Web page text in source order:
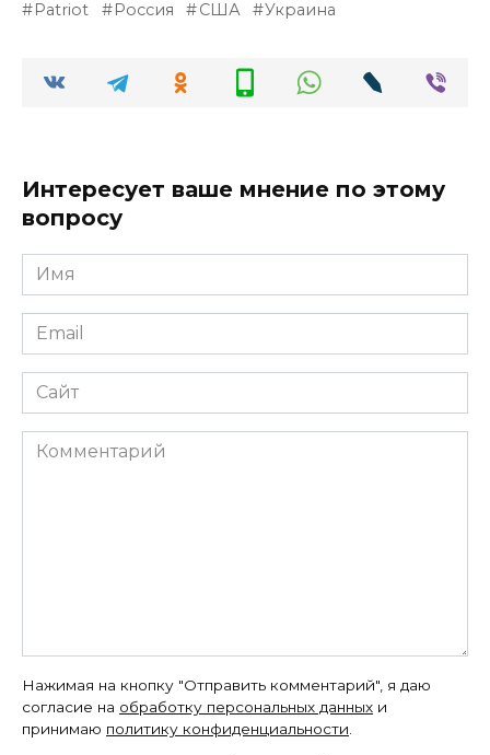
Patriot Россия США Украина
Интересует ваше мнение по этому
вопросу
Имя
*
Email
*
Сайт
Комментарий
Нажимая на кнопку "Отправить комментарий", я даю
согласие на обработку персональных данных и
принимаю политику конфиденциальности